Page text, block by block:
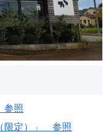
照
限定）」 参照